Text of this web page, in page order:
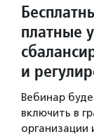
платные
и
Вебинар
включить в
организации